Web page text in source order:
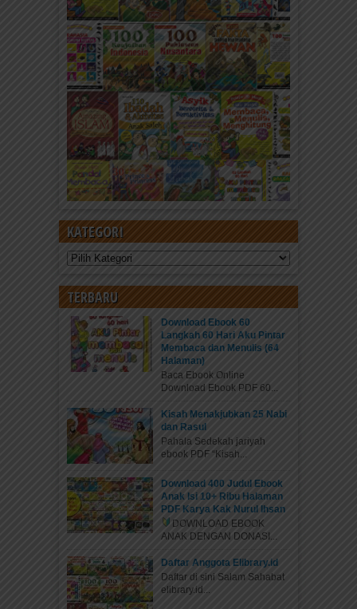
KATEGORI
Kategori
TERBARU
Download Ebook 60
Langkah 60 Hari Aku Pintar
Membaca dan Menulis (64
Halaman)
Baca Ebook Online
Download Ebook PDF 60...
Kisah Menakjubkan 25 Nabi
dan Rasul
Pahala Sedekah jariyah
ebook PDF “Kisah...
Download 400 Judul Ebook
Anak Isi 10+ Ribu Halaman
PDF Karya Kak Nurul Ihsan
DOWNLOAD EBOOK
ANAK DENGAN DONASI...
Daftar Anggota Elibrary.id
Daftar di sini Salam Sahabat
elibrary.id...